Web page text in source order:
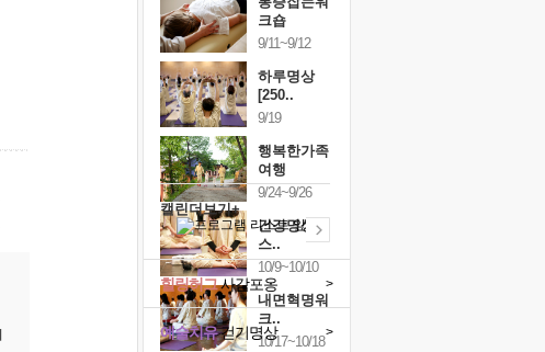
크숍
9/11~9/12
하루명상
[250..
9/19
행복한가족
여행
9/24~9/26
건강명상법
스..
10/9~10/10
내면혁명워
크..
10/17~10/18
캘린더보기+
예술치유걷기명상 >
힐링허그사감포옹 >